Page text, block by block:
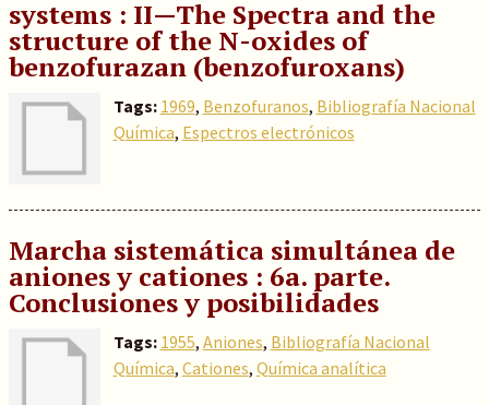
systems : II—The Spectra and the
structure of the N-oxides of
benzofurazan (benzofuroxans)
Tags: 1969, Benzofuranos, Bibliografía Nacional
Química, Espectros electrónicos
Marcha sistemática simultánea de
aniones y cationes : 6a. parte.
Conclusiones y posibilidades
Tags: 1955, Aniones, Bibliografía Nacional
Química, Cationes, Química analítica